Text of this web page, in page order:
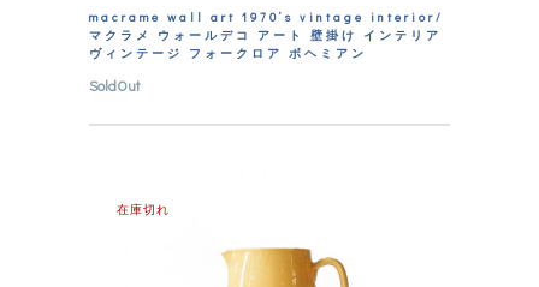
macrame wall art 1970’s vintage interior/
マクラメ ウォールデコ アート 壁掛け インテリア
ヴィンテージ フォークロア ボヘミアン
SoldOut
在庫切れ